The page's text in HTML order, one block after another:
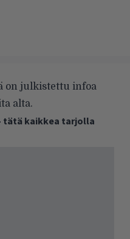
on julkistettu infoa
alta.
tätä kaikkea tarjolla